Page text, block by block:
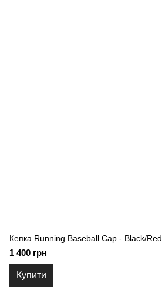
Кепка Running Baseball Cap - Black/Red
1 400 грн
Купити